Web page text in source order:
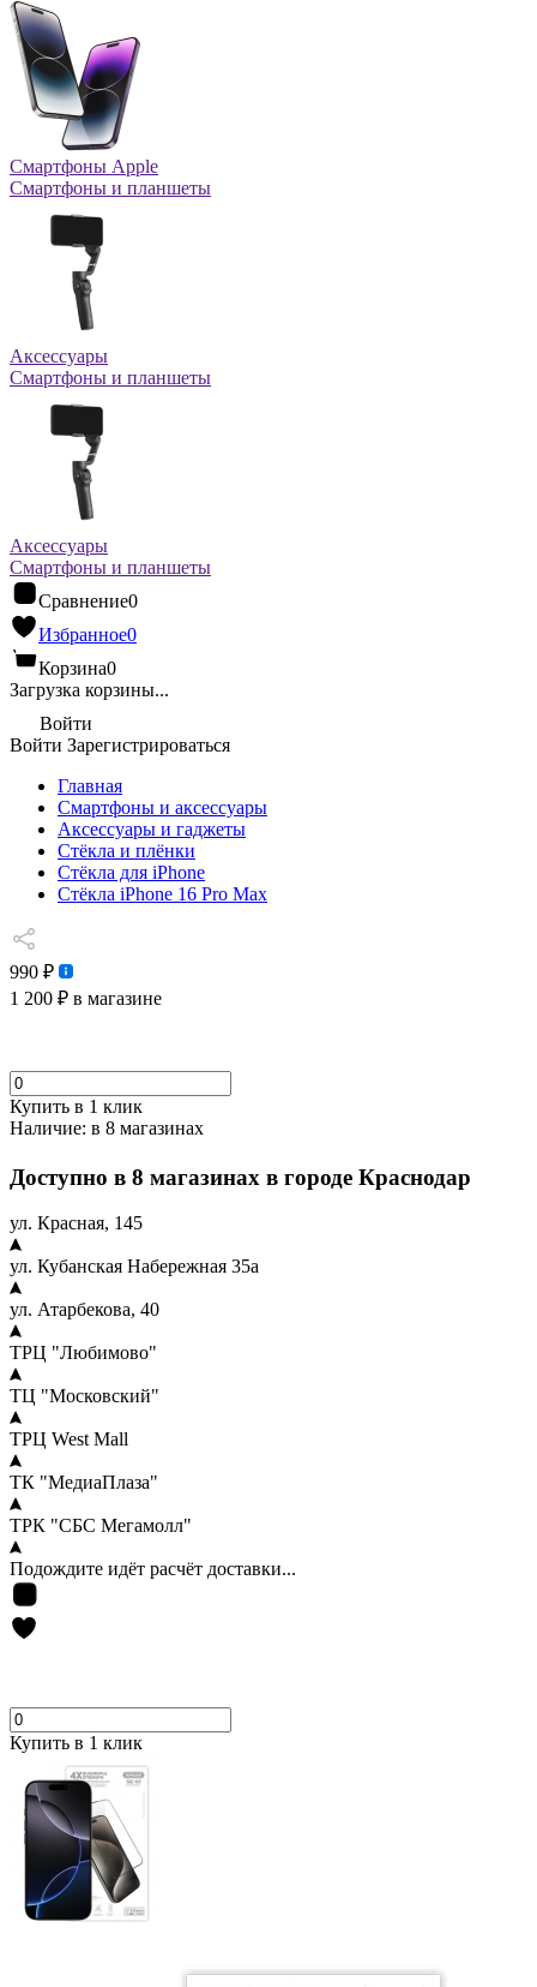
Смартфоны Apple
Смартфоны и планшеты
Аксессуары
Смартфоны и планшеты
Аксессуары
Смартфоны и планшеты
Сравнение0
Избранное0
Корзина0
Загрузка корзины...
Войти
Войти Зарегистрироваться
Главная
Смартфоны и аксессуары
Аксессуары и гаджеты
Стёкла и плёнки
Стёкла для iPhone
Стёкла iPhone 16 Pro Max
990 ₽
1 200 ₽ в магазине
Купить в 1 клик
Наличие: в 8 магазинах
Доступно в 8 магазинах в городе Краснодар
ул. Красная, 145
ул. Кубанская Набережная 35а
ул. Атарбекова, 40
ТРЦ "Любимово"
ТЦ "Московский"
ТРЦ West Mall
ТК "МедиаПлаза"
ТРК "СБС Мегамолл"
Подождите идёт расчёт доставки...
Купить в 1 клик